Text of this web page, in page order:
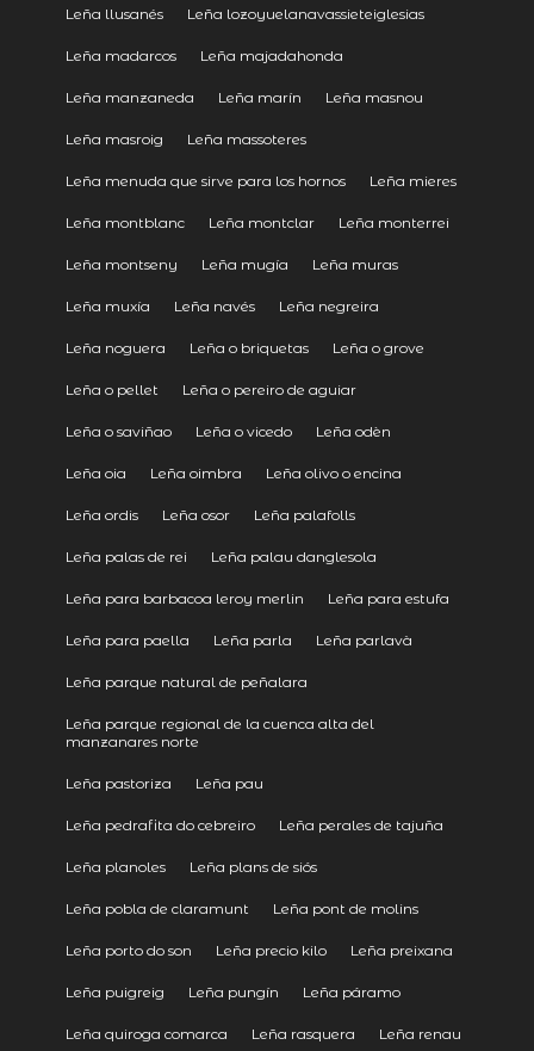
Leña llusanés Leña lozoyuelanavassieteiglesias
Leña madarcos Leña majadahonda
Leña manzaneda Leña marín Leña masnou
Leña masroig Leña massoteres
Leña menuda que sirve para los hornos Leña mieres
Leña montblanc Leña montclar Leña monterrei
Leña montseny Leña mugía Leña muras
Leña muxía Leña navés Leña negreira
Leña noguera Leña o briquetas Leña o grove
Leña o pellet Leña o pereiro de aguiar
Leña o saviñao Leña o vicedo Leña odèn
Leña oia Leña oimbra Leña olivo o encina
Leña ordis Leña osor Leña palafolls
Leña palas de rei Leña palau danglesola
Leña para barbacoa leroy merlin Leña para estufa
Leña para paella Leña parla Leña parlavà
Leña parque natural de peñalara
Leña parque regional de la cuenca alta del
manzanares norte
Leña pastoriza Leña pau
Leña pedrafita do cebreiro Leña perales de tajuña
Leña planoles Leña plans de siós
Leña pobla de claramunt Leña pont de molins
Leña porto do son Leña precio kilo Leña preixana
Leña puigreig Leña pungín Leña páramo
Leña quiroga comarca Leña rasquera Leña renau